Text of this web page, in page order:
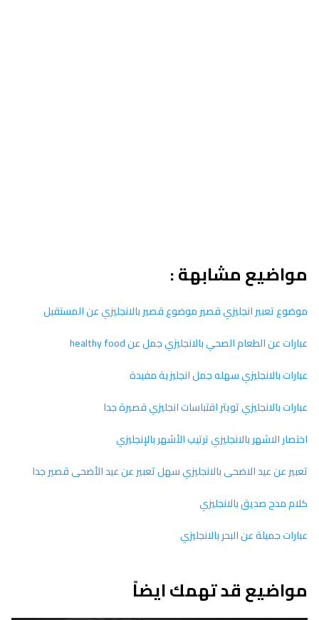
مواضيع مشابهة :
موضوع تعبير انجليزي قصير موضوع قصير بالانجليزي عن المستقبل
عبارات عن الطعام الصحي بالانجليزي جمل عن healthy food
عبارات بالانجليزي سهله جمل انجليزية مفيدة
عبارات بالانجليزي تويتر اقتباسات انجليزي قصيرة جدا
اختصار الاشهر بالانجليزي ترتيب الأشهر بالإنجليزي
تعبير عن عيد الاضحى بالانجليزي سهل تعبير عن عيد الأضحى قصير جدا
كلام مدح صديق بالانجليزي
عبارات جميلة عن البحر بالانجليزي
مواضيع قد تهمك ايضاً